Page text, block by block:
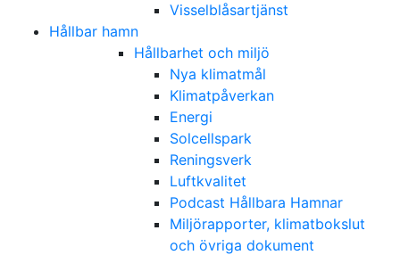
Visselblåsartjänst
Hållbar hamn
Hållbarhet och miljö
Nya klimatmål
Klimatpåverkan
Energi
Solcellspark
Reningsverk
Luftkvalitet
Podcast Hållbara Hamnar
Miljörapporter, klimatbokslut
och övriga dokument